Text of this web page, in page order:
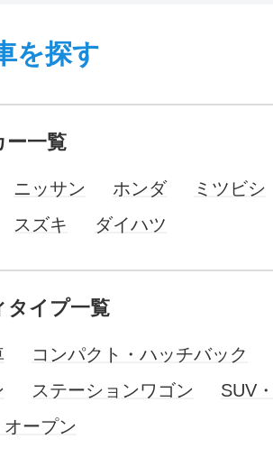
を探す
ー一覧
ニッサン ホンダ
ミツビシ
スズキ ダイハツ
タイプ一覧
コンパクト・ハッチバック
ステーションワゴン
SUV
オープン